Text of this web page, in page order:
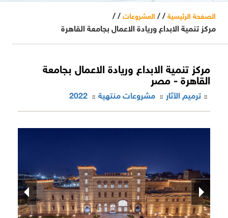
الصفحة الرئيسية / / المشروعات / /
مركز تنمية الابداع وريادة الاعمال بجامعة القاهرة
مركز تنمية الابداع وريادة الاعمال بجامعة
القاهرة - مصر
2022:: مشروعات منتهية:: ترميم الآثار::